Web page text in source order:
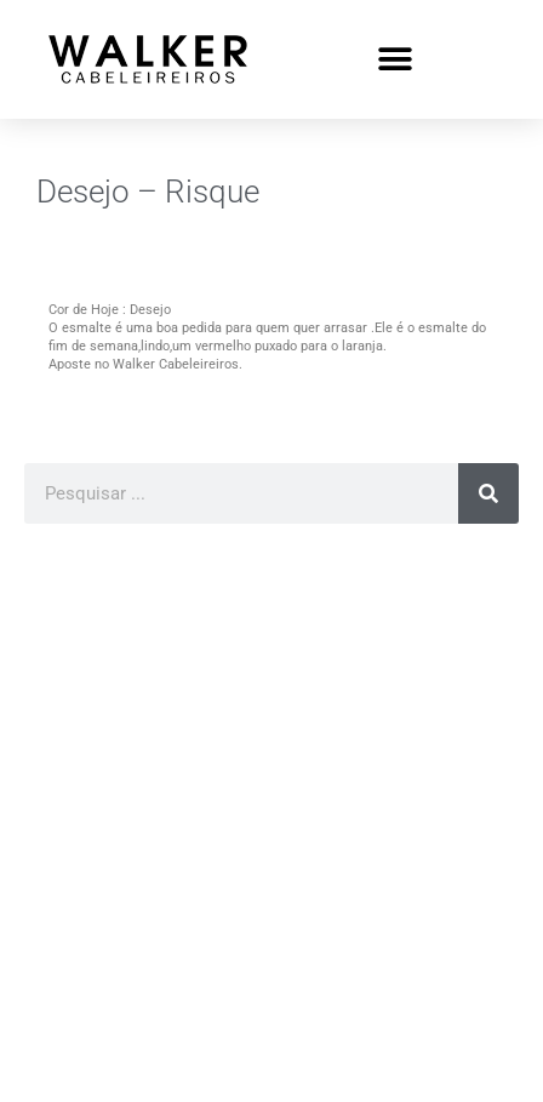
Desejo – Risque
Cor de Hoje : Desejo
O esmalte é uma boa pedida para quem quer arrasar .Ele é o esmalte do
fim de semana,lindo,um vermelho puxado para o laranja.
Aposte no Walker Cabeleireiros.